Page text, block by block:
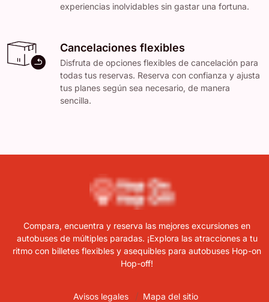
experiencias inolvidables sin gastar una fortuna.
Cancelaciones flexibles
Disfruta de opciones flexibles de cancelación para
todas tus reservas. Reserva con confianza y ajusta
tus planes según sea necesario, de manera
sencilla.
Compara, encuentra y reserva las mejores excursiones en
autobuses de múltiples paradas. ¡Explora las atracciones a tu
ritmo con billetes flexibles y asequibles para autobuses Hop-on
Hop-off!
Avisos legales Mapa del sitio